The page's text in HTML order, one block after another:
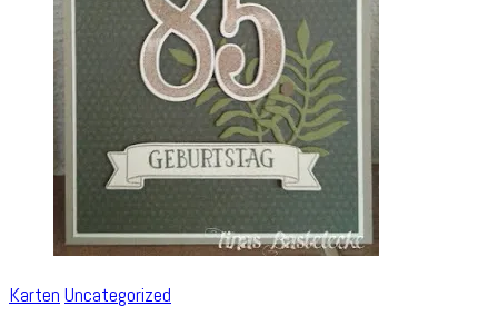
Karten Uncategorized